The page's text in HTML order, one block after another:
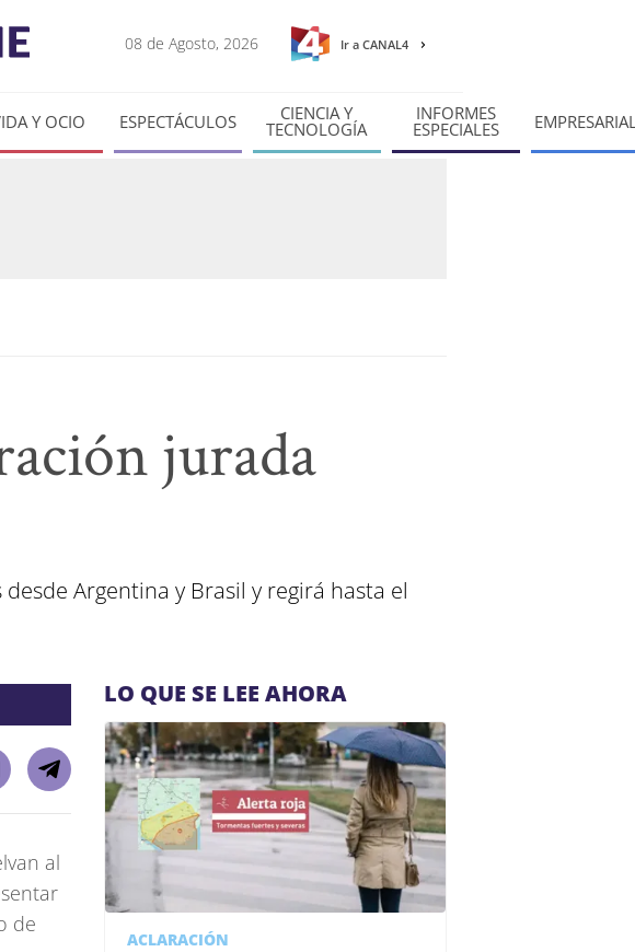
08 de Agosto, 2026 Ir a CANAL4
Y OCIO ESPECTÁCULOS CIENCIA Y
TECNOLOGÍA
INFORMES
ESPECIALES
jurada
Argentina y Brasil y regirá hasta el
al
de
LO QUE SE LEE AHORA
ACLARACIÓN